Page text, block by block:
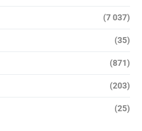
(7 037)
(35)
(871)
(203)
(25)